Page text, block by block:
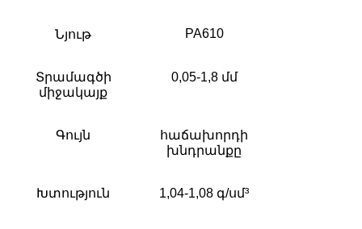
Նյութ PA610
Տրամագծի
միջակայք
0,05-1,8 մմ
Գույն
հաճախորդի
խնդրանքը
Խտություն 1,04-1,08 գ/սմ³